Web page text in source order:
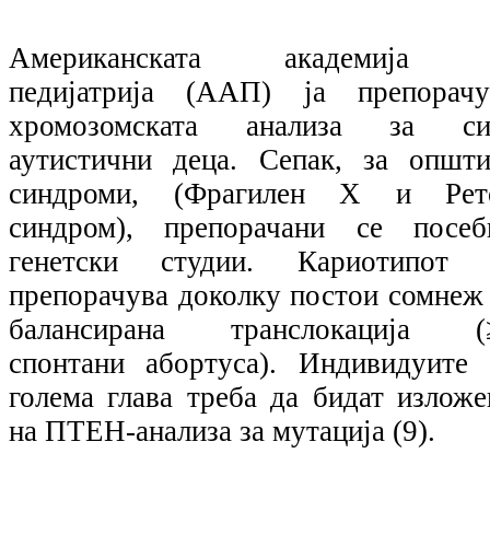
Американската академија
педијатрија (ААП) ја
хромозомската анализа за
аутистични деца. Сепак, за
синдроми, (Фрагилен Х и
синдром), препорачани се
генетски студии. Кариотипот
препорачува доколку постои сомнеж
балансирана транслокација
спонтани абортуса). Индивидуите
голема глава треба да бидат
на ПТЕН-анализа за мутација (9).